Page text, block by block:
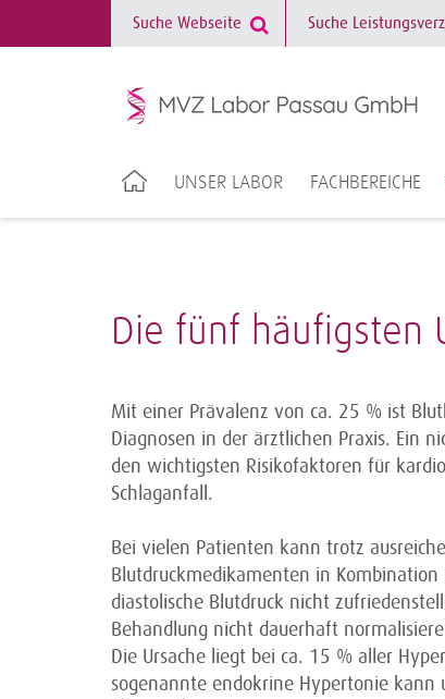
UNSER LABOR FACHBEREICHE
Die fünf häufigsten
Mit einer Prävalenz von ca. 25 % ist
Diagnosen in der ärztlichen Praxis. Ein
den wichtigsten Risikofaktoren für
Schlaganfall.
Bei vielen Patienten kann trotz
Blutdruckmedikamenten in
diastolische Blutdruck nicht
Behandlung nicht dauerhaft
Die Ursache liegt bei ca. 15 % aller
sogenannte endokrine Hypertonie kann